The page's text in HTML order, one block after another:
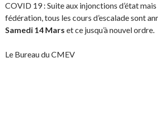
COVID 19 : Suite aux injonctions d’état mais
fédération, tous les cours d’escalade sont
Samedi 14 Mars et ce jusqu’à nouvel ordre.
Le Bureau du CMEV